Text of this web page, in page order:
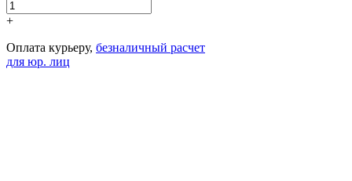
+
Оплата курьеру, безналичный расчет
для юр. лиц